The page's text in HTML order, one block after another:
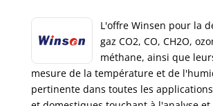
L'offre Winsen pour la
gaz CO2, CO, CH2O,
méthane, ainsi que
mesure de la température et de
pertinente dans toutes les